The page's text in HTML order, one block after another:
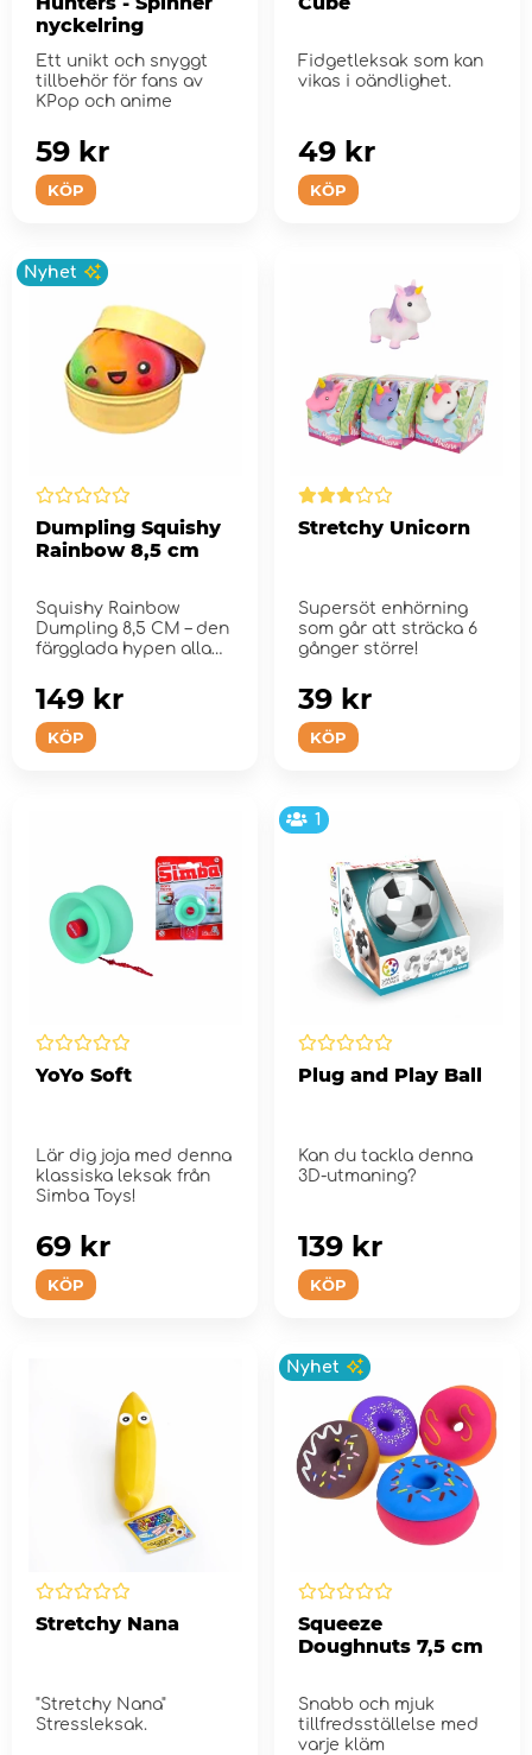
nyckelring
Ett unikt och snyggt
tillbehör för fans av
KPop och anime
KÖP
59 kr
Fidgetleksak som kan
vikas i oändlighet.
KÖP
49 kr
Nyhet
Dumpling Squishy
Rainbow 8,5 cm
Squishy Rainbow
Dumpling 8,5 CM – den
färgglada hypen alla
KÖP
149 kr
Stretchy Unicorn
Supersöt enhörning
som går att sträcka 6
gånger större!
KÖP
39 kr
YoYo Soft
Lär dig joja med denna
klassiska leksak från
Simba Toys!
KÖP
69 kr
1
Plug and Play Ball
Kan du tackla denna
3D-utmaning?
KÖP
139 kr
Stretchy Nana
"Stretchy Nana"
Stressleksak.
Nyhet
Squeeze
Doughnuts 7,5 cm
Snabb och mjuk
tillfredsställelse med
varje kläm